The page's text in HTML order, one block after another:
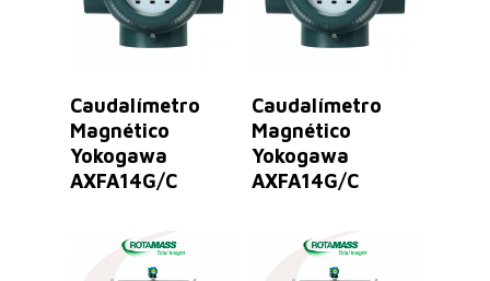
Leer Más
Caudalímetro
Magnético
Yokogawa
AXFA14G/C
Leer Más
Caudalímetro
Magnético
Yokogawa
AXFA14G/C